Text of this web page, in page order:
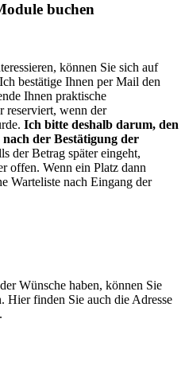
buchen
können Sie sich auf
bestätige Ihnen per Mail den
Ihnen praktische
reserviert, wenn der
Ich bitte deshalb darum, den
der Bestätigung der
der Betrag später eingeht,
offen. Wenn ein Platz dann
Warteliste nach Eingang der
Wünsche haben, können Sie
Hier finden Sie auch die Adresse